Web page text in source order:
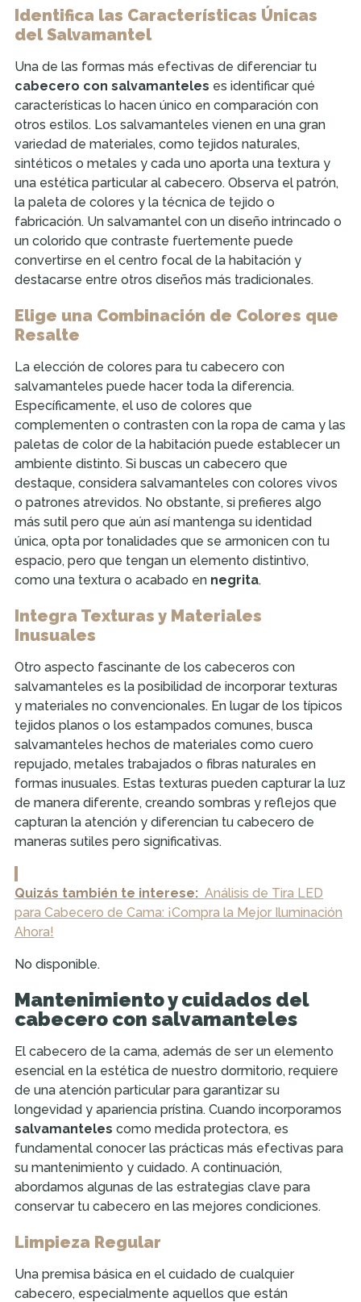
Identifica las Características Únicas
del Salvamantel
Una de las formas más efectivas de diferenciar tu
cabecero con salvamanteles es identificar qué
características lo hacen único en comparación con
otros estilos. Los salvamanteles vienen en una gran
variedad de materiales, como tejidos naturales,
sintéticos o metales y cada uno aporta una textura y
una estética particular al cabecero. Observa el patrón,
la paleta de colores y la técnica de tejido o
fabricación. Un salvamantel con un diseño intrincado o
un colorido que contraste fuertemente puede
convertirse en el centro focal de la habitación y
destacarse entre otros diseños más tradicionales.
Elige una Combinación de Colores que
Resalte
La elección de colores para tu cabecero con
salvamanteles puede hacer toda la diferencia.
Específicamente, el uso de colores que
complementen o contrasten con la ropa de cama y las
paletas de color de la habitación puede establecer un
ambiente distinto. Si buscas un cabecero que
destaque, considera salvamanteles con colores vivos
o patrones atrevidos. No obstante, si prefieres algo
más sutil pero que aún así mantenga su identidad
única, opta por tonalidades que se armonicen con tu
espacio, pero que tengan un elemento distintivo,
como una textura o acabado en negrita.
Integra Texturas y Materiales
Inusuales
Otro aspecto fascinante de los cabeceros con
salvamanteles es la posibilidad de incorporar texturas
y materiales no convencionales. En lugar de los típicos
tejidos planos o los estampados comunes, busca
salvamanteles hechos de materiales como cuero
repujado, metales trabajados o fibras naturales en
formas inusuales. Estas texturas pueden capturar la luz
de manera diferente, creando sombras y reflejos que
capturan la atención y diferencian tu cabecero de
maneras sutiles pero significativas.
Quizás también te interese: Análisis de Tira LED
para Cabecero de Cama: ¡Compra la Mejor Iluminación
Ahora!
No disponible.
Mantenimiento y cuidados del
cabecero con salvamanteles
El cabecero de la cama, además de ser un elemento
esencial en la estética de nuestro dormitorio, requiere
de una atención particular para garantizar su
longevidad y apariencia prístina. Cuando incorporamos
salvamanteles como medida protectora, es
fundamental conocer las prácticas más efectivas para
su mantenimiento y cuidado. A continuación,
abordamos algunas de las estrategias clave para
conservar tu cabecero en las mejores condiciones.
Limpieza Regular
Una premisa básica en el cuidado de cualquier
cabecero, especialmente aquellos que están